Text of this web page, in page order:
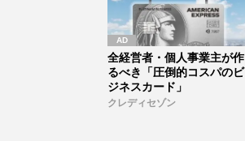
全経営者・個人事業主が作
るべき「圧倒的コスパのビ
ジネスカード」
クレディセゾン